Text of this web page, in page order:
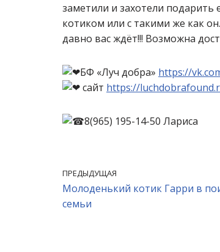
заметили и захотели
котиком или с такими же как
давно вас ждёт!!! Возможна
БФ «Луч добра» https://
сайт https://
8(965) 195-14-50 Лариса
ПРЕДЫДУЩАЯ
Молоденький котик Гарри в
семьи